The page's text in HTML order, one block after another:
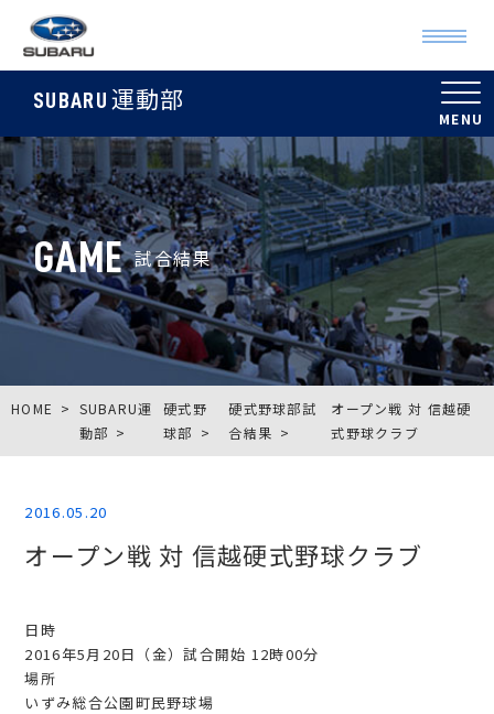
SUBARU 運動部
GAME 試合結果
HOME
SUBARU運
動部
硬式野
球部
硬式野球部試
合結果
オープン戦 対 信越硬
式野球クラブ
2016.05.20
オープン戦 対 信越硬式野球クラブ
日時
2016年5月20日（金）試合開始 12時00分
場所
いずみ総合公園町民野球場